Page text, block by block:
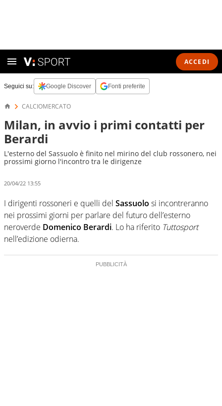
ACCEDI
Seguici su: Google Discover Fonti preferite
CALCIOMERCATO
Milan, in avvio i primi contatti per
Berardi
L'esterno del Sassuolo è finito nel mirino del club rossonero, nei
prossimi giorno l'incontro tra le dirigenze
20/04/22 13:55
I dirigenti rossoneri e quelli del Sassuolo si incontreranno
nei prossimi giorni per parlare del futuro dell’esterno
neroverde Domenico Berardi. Lo ha riferito Tuttosport
nell’edizione odierna.